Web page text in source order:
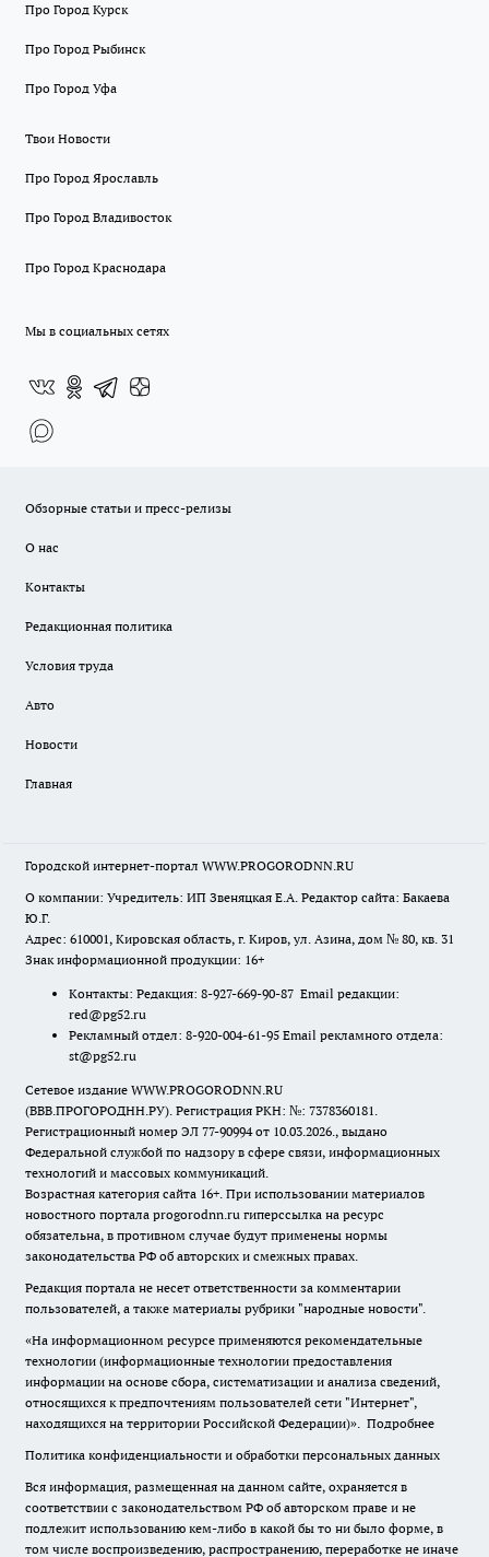
Про Город Курск
Про Город Рыбинск
Про Город Уфа
Твои Новости
Про Город Ярославль
Про Город Владивосток
Про Город Краснодара
Мы в социальных сетях
Обзорные статьи и пресс-релизы
О нас
Контакты
Редакционная политика
Условия труда
Авто
Новости
Главная
Городской интернет-портал WWW.PROGORODNN.RU
О компании: Учредитель: ИП Звеняцкая Е.А. Редактор сайта: Бакаева
Ю.Г.
Адрес: 610001, Кировская область, г. Киров, ул. Азина, дом № 80, кв. 31
Знак информационной продукции: 16+
Контакты: Редакция: 8-927-669-90-87 Email редакции:
red@pg52.ru
Рекламный отдел: 8-920-004-61-95 Email рекламного отдела:
st@pg52.ru
Сетевое издание WWW.PROGORODNN.RU
(ВВВ.ПРОГОРОДНН.РУ). Регистрация РКН: №: 7378360181.
Регистрационный номер ЭЛ 77-90994 от 10.03.2026., выдано
Федеральной службой по надзору в сфере связи, информационных
технологий и массовых коммуникаций.
Возрастная категория сайта 16+. При использовании материалов
новостного портала progorodnn.ru гиперссылка на ресурс
обязательна, в противном случае будут применены нормы
законодательства РФ об авторских и смежных правах.
Редакция портала не несет ответственности за комментарии
пользователей, а также материалы рубрики "народные новости".
«На информационном ресурсе применяются рекомендательные
технологии (информационные технологии предоставления
информации на основе сбора, систематизации и анализа сведений,
относящихся к предпочтениям пользователей сети "Интернет",
находящихся на территории Российской Федерации)». Подробнее
Политика конфиденциальности и обработки персональных данных
Вся информация, размещенная на данном сайте, охраняется в
соответствии с законодательством РФ об авторском праве и не
подлежит использованию кем-либо в какой бы то ни было форме, в
том числе воспроизведению, распространению, переработке не иначе